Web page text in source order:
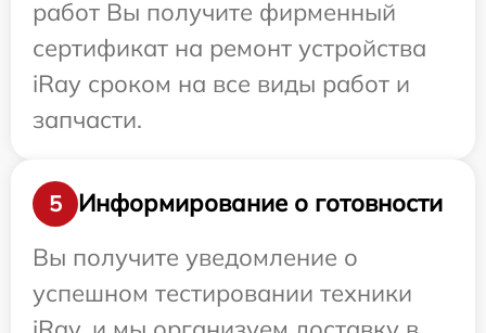
работ Вы получите фирменный
сертификат на ремонт устройства
iRay сроком на все виды работ и
запчасти.
5
Информирование о готовности
Вы получите уведомление о
успешном тестировании техники